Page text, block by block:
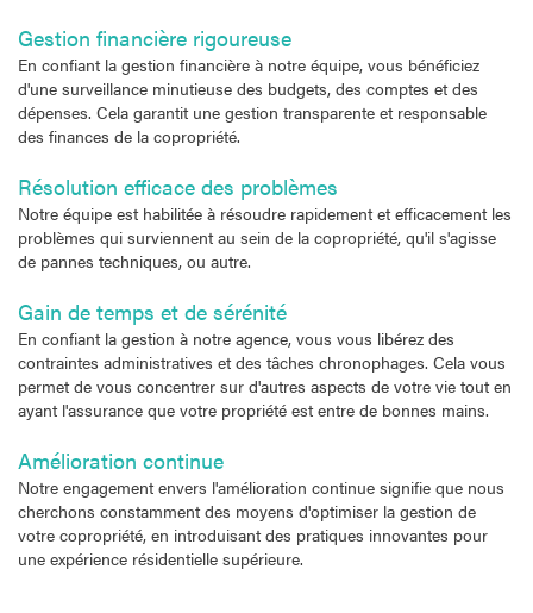
Gestion financière rigoureuse
En confiant la gestion financière à notre équipe, vous bénéficiez
d'une surveillance minutieuse des budgets, des comptes et des
dépenses. Cela garantit une gestion transparente et responsable
des finances de la copropriété.
Résolution efficace des problèmes
Notre équipe est habilitée à résoudre rapidement et efficacement les
problèmes qui surviennent au sein de la copropriété, qu'il s'agisse
de pannes techniques, ou autre.
Gain de temps et de sérénité
En confiant la gestion à notre agence, vous vous libérez des
contraintes administratives et des tâches chronophages. Cela vous
permet de vous concentrer sur d'autres aspects de votre vie tout en
ayant l'assurance que votre propriété est entre de bonnes mains.
Amélioration continue
Notre engagement envers l'amélioration continue signifie que nous
cherchons constamment des moyens d'optimiser la gestion de
votre copropriété, en introduisant des pratiques innovantes pour
une expérience résidentielle supérieure.